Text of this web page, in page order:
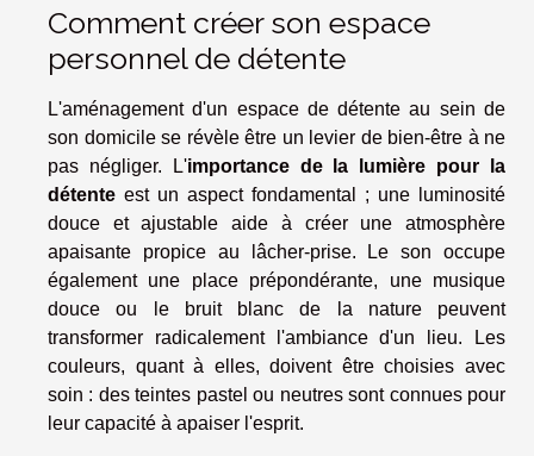
Comment créer son espace
personnel de détente
L'aménagement d'un espace de détente au sein de
son domicile se révèle être un levier de bien-être à ne
pas négliger. L'importance de la lumière pour la
détente est un aspect fondamental ; une luminosité
douce et ajustable aide à créer une atmosphère
apaisante propice au lâcher-prise. Le son occupe
également une place prépondérante, une musique
douce ou le bruit blanc de la nature peuvent
transformer radicalement l'ambiance d'un lieu. Les
couleurs, quant à elles, doivent être choisies avec
soin : des teintes pastel ou neutres sont connues pour
leur capacité à apaiser l'esprit.